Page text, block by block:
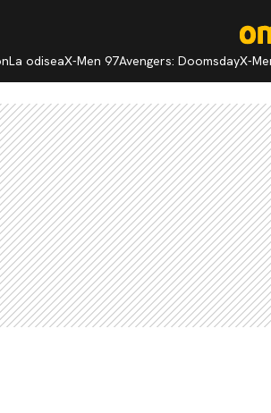
La odiseaX-Men 97Avengers: DoomsdayX-